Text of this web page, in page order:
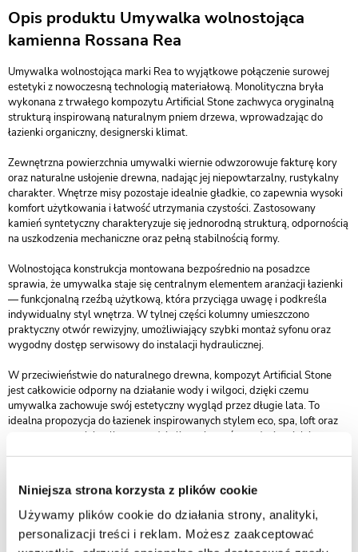
Niniejsza strona korzysta z plików cookie
Używamy plików cookie do działania strony, analityki,
personalizacji treści i reklam. Możesz zaakceptować
Opis produktu Umywalka wolnostojąca
kamienna Rossana Rea
Umywalka wolnostojąca marki Rea to wyjątkowe połączenie surowej
estetyki z nowoczesną technologią materiałową. Monolityczna bryła
wykonana z trwałego kompozytu Artificial Stone zachwyca oryginalną
strukturą inspirowaną naturalnym pniem drzewa, wprowadzając do
łazienki organiczny, designerski klimat.
Zewnętrzna powierzchnia umywalki wiernie odwzorowuje fakturę kory
oraz naturalne usłojenie drewna, nadając jej niepowtarzalny, rustykalny
charakter. Wnętrze misy pozostaje idealnie gładkie, co zapewnia wysoki
komfort użytkowania i łatwość utrzymania czystości. Zastosowany
kamień syntetyczny charakteryzuje się jednorodną strukturą, odpornością
na uszkodzenia mechaniczne oraz pełną stabilnością formy.
Wolnostojąca konstrukcja montowana bezpośrednio na posadzce
sprawia, że umywalka staje się centralnym elementem aranżacji łazienki
— funkcjonalną rzeźbą użytkową, która przyciąga uwagę i podkreśla
indywidualny styl wnętrza. W tylnej części kolumny umieszczono
praktyczny otwór rewizyjny, umożliwiający szybki montaż syfonu oraz
wygodny dostęp serwisowy do instalacji hydraulicznej.
W przeciwieństwie do naturalnego drewna, kompozyt Artificial Stone
jest całkowicie odporny na działanie wody i wilgoci, dzięki czemu
umywalka zachowuje swój estetyczny wygląd przez długie lata. To
idealna propozycja do łazienek inspirowanych stylem eco, spa, loft oraz
nowoczesnym minimalizmem, gdzie liczy się zarówno design, jak i
Głębokość 13,5 cm
Artificial Stone (sztuczny kamień kompozytowy)